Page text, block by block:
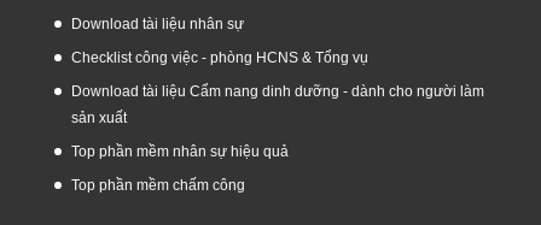
Download tài liệu nhân sự
Checklist công việc - phòng HCNS & Tổng vụ
Download tài liệu Cẩm nang dinh dưỡng - dành cho người làm
sản xuất
Top phần mềm nhân sự hiệu quả
Top phần mềm chấm công